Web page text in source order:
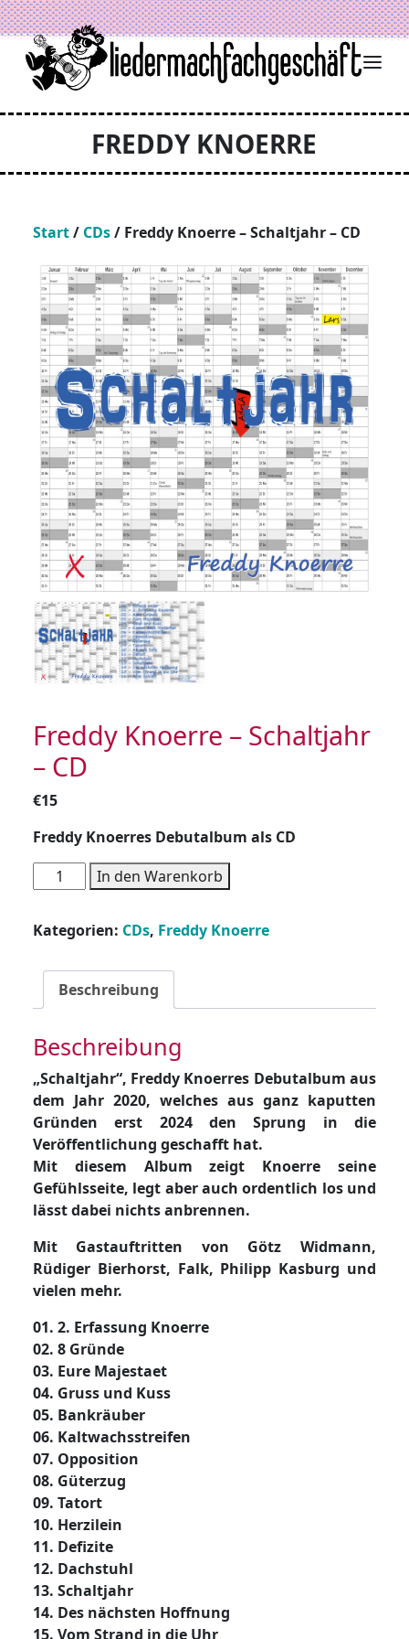
Zum Inhalt springen
FREDDY KNOERRE
Start/ CDs/ Freddy Knoerre – Schaltjahr – CD
Freddy Knoerre – Schaltjahr
– CD
€15
Freddy Knoerres Debutalbum als CD
Freddy
Knoerre
Schaltjahr
Menge
In den Warenkorb
Kategorien: CDs, Freddy Knoerre
Beschreibung
Beschreibung
„Schaltjahr“, Freddy Knoerres Debutalbum aus
dem Jahr 2020, welches aus ganz kaputten
Gründen erst 2024 den Sprung in die
Veröffentlichung geschafft hat.
Mit diesem Album zeigt Knoerre seine
Gefühlsseite, legt aber auch ordentlich los und
lässt dabei nichts anbrennen.
Mit Gastauftritten von Götz Widmann,
Rüdiger Bierhorst, Falk, Philipp Kasburg und
vielen mehr.
01. 2. Erfassung Knoerre
02. 8 Gründe
03. Eure Majestaet
04. Gruss und Kuss
05. Bankräuber
06. Kaltwachsstreifen
07. Opposition
08. Güterzug
09. Tatort
10. Herzilein
11. Defizite
12. Dachstuhl
13. Schaltjahr
14. Des nächsten Hoffnung
15. Vom Strand in die Uhr